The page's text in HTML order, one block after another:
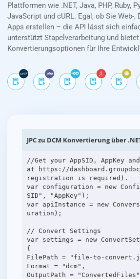
Plattformen wie .NET, Java, PHP, Ruby,
JavaScript und cURL. Egal, ob Sie Web-
Apps erstellen – die API lässt sich
unterstützt Stapelverarbeitung und
Konvertierungsoptionen für Ihre
JPC zu DCM Konvertierung über .NET
//Get your AppSID, AppKey and
at https://
registration is required).
var configuration = new
SID", "AppKey");
var apiInstance = new
uration);
// Convert Settings
var settings = new
{
FilePath = "file-to-
Format = "dcm",
OutputPath = "ConvertedFiles"